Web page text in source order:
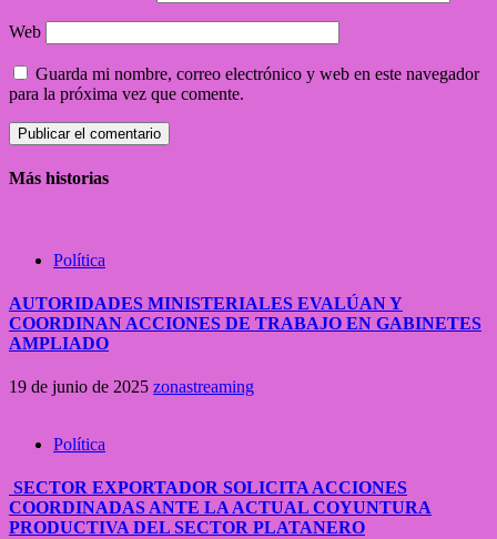
Web
Guarda mi nombre, correo electrónico y web en este navegador
para la próxima vez que comente.
Más historias
Política
AUTORIDADES MINISTERIALES EVALÚAN Y
COORDINAN ACCIONES DE TRABAJO EN GABINETES
AMPLIADO
19 de junio de 2025 zonastreaming
Política
SECTOR EXPORTADOR SOLICITA ACCIONES
COORDINADAS ANTE LA ACTUAL COYUNTURA
PRODUCTIVA DEL SECTOR PLATANERO